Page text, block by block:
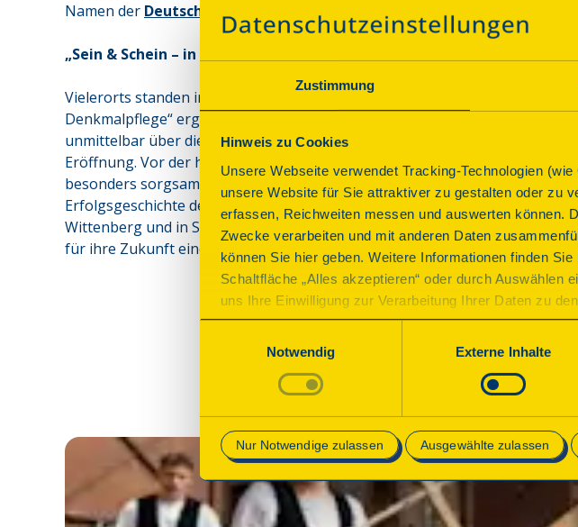
Zustimmung
Hinweis zu Cookies
Unsere Webseite verwendet Tracking-Technologien
unsere Website für Sie attraktiver zu gestalten oder zu
erfassen, Reichweiten messen und auswerten können.
Zwecke verarbeiten und mit anderen Daten
können Sie hier geben. Weitere Informationen finden
Schaltfläche „Alles akzeptieren“ oder durch Auswählen
uns Ihre Einwilligung zur Verarbeitung Ihrer Daten zu
des Onlineangebots nicht erforderlich und kann
mit „Speichern“ bestätigen, werden nur essenzielle
Notwendig
Externe Inhalte
Nur Notwendige zulassen Ausgewählte zulassen
Namen der Deutschen Stiftung Denkmalsschutz bei Ihnen bedanken.
„Sein & Schein – in Geschichte, Architektur und Denkmalpflege“
Vielerorts standen in diesem Jahr die geschickten Tricks der
Denkmalpflege“ ergründeten Architekturfans und Denkmalfreunde
unmittelbar über die Schulter. Den offiziellen Auftakt für Deutschlands
Eröffnung. Vor der historischen Kulisse des Marktplatzes ehrte Dr.
besonders sorgsamen Umgang mit der städtischen Denkmalsubstanz. Dr.
Erfolgsgeschichte der Rettung vieler Baudenkmale nach der Wende
Wittenberg und in Sachsen-Anhalt auch als freudigen Tag begehen.
für ihre Zukunft eine Grundlage darstellt.“